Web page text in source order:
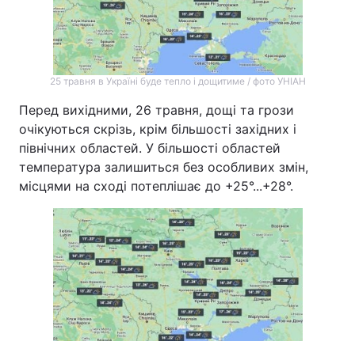
25 травня в Україні буде тепло і дощитиме / фото УНІАН
Перед вихідними, 26 травня, дощі та грози
очікуються скрізь, крім більшості західних і
північних областей. У більшості областей
температура залишиться без особливих змін,
місцями на сході потеплішає до +25°...+28°.